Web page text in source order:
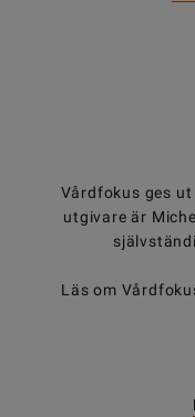
Vårdfokus ges ut
utgivare är
Läs om